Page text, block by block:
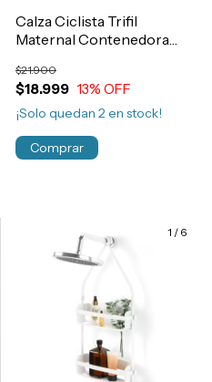
Calza Ciclista Trifil
Maternal Contenedora
$18.999
$21.900
13% OFF
¡Solo quedan 2en stock!
Comprar
1 / 6